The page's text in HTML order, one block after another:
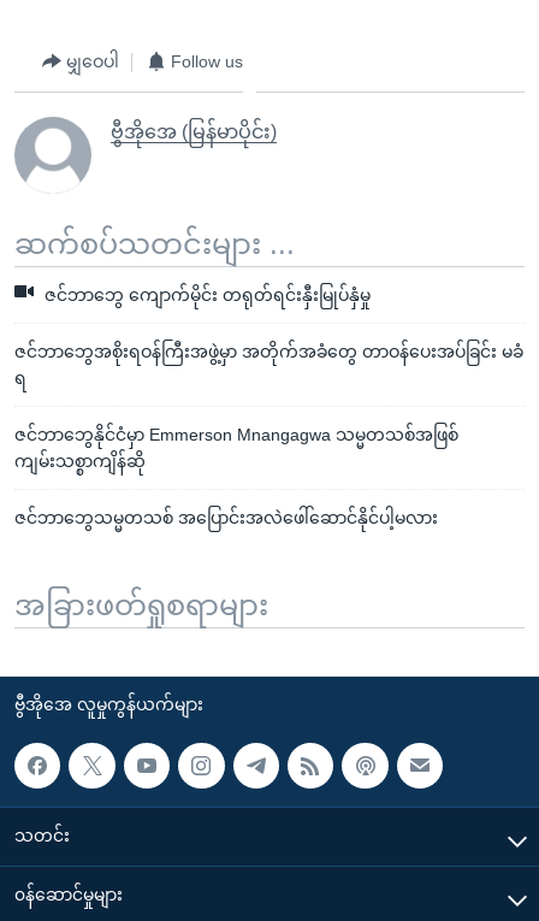
မျှဝေပါ Follow us
ဗွီအိုအေ (မြန်မာပိုင်း)
ဆက်စပ်သတင်းများ ...
ဇင်ဘာဘွေ ကျောက်မိုင်း တရုတ်ရင်းနှီးမြုပ်နှံမှု
ဇင်ဘာဘွေအစိုးရဝန်ကြီးအဖွဲ့မှာ အတိုက်အခံတွေ တာဝန်ပေးအပ်ခြင်း မခံ
ရ
ဇင်ဘာဘွေနိုင်ငံမှာ Emmerson Mnangagwa သမ္မတသစ်အဖြစ်
ကျမ်းသစ္စာကျိန်ဆို
ဇင်ဘာဘွေသမ္မတသစ် အပြောင်းအလဲဖေါ်ဆောင်နိုင်ပါ့မလား
အခြားဖတ်ရှုစရာများ
ဗွီအိုအေ လူမှုကွန်ယက်များ
သတင်း
၀န်ဆောင်မှုများ